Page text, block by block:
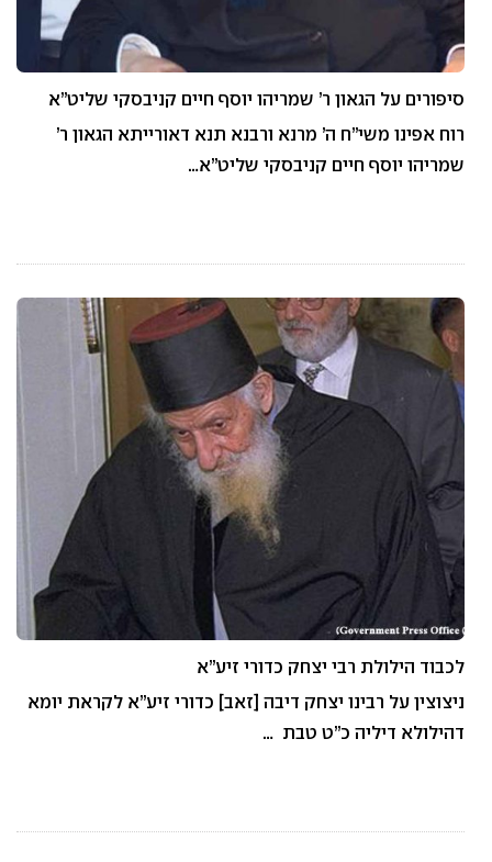
סיפורים על הגאון ר’ שמריהו יוסף חיים קניבסקי שליט”א
רוח אפינו משי”ח ה’ מרנא ורבנא תנא דאורייתא הגאון ר’
שמריהו יוסף חיים קניבסקי שליט”א…
לכבוד הילולת רבי יצחק כדורי זיע”א
ניצוצין על רבינו יצחק דיבה [זאב] כדורי זיע”א לקראת יומא
דהילולא דיליה כ”ט טבת …